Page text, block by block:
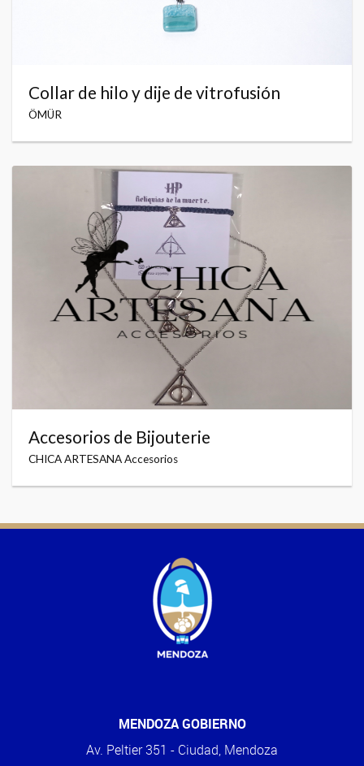
Collar de hilo y dije de vitrofusión
ÖMÜR
Accesorios de Bijouterie
CHICA ARTESANA Accesorios
MENDOZA GOBIERNO
Av. Peltier 351 - Ciudad, Mendoza